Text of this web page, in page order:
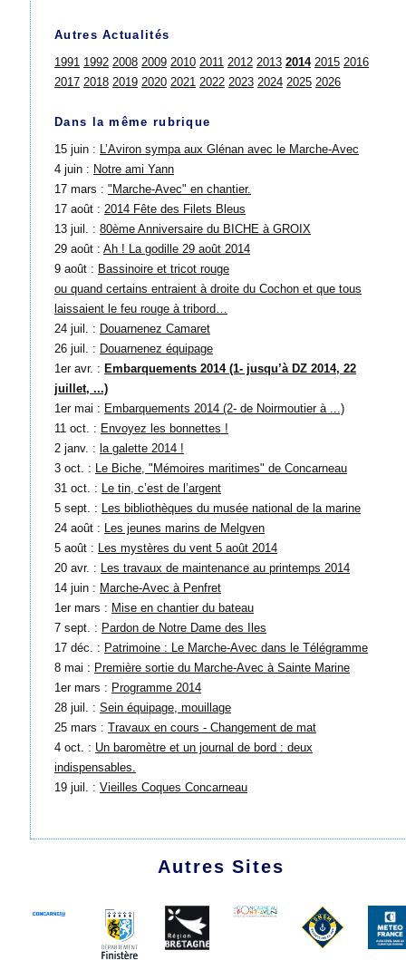
Autres Actualités
1991 1992 2008 2009 2010 2011 2012 2013 2014 2015 2016
2017 2018 2019 2020 2021 2022 2023 2024 2025 2026
Dans la même rubrique
15 juin :
L’Aviron sympa aux Glénan avec le Marche-Avec
4 juin : Notre ami Yann
17 mars : "Marche-Avec" en chantier.
17 août : 2014 Fête des Filets Bleus
13 juil. : 80ème Anniversaire du BICHE à GROIX
29 août : Ah ! La godille 29 août 2014
9 août : Bassinoire et tricot rouge
ou quand certains entraient à droite du Cochon et que tous
laissaient le feu rouge à tribord…
24 juil. : Douarnenez Camaret
26 juil. : Douarnenez équipage
1er avr. : Embarquements 2014 (1- jusqu’à DZ 2014, 22
juillet, ...)
1er mai : Embarquements 2014 (2- de Noirmoutier à ...)
11 oct. : Envoyez les bonnettes !
2 janv. : la galette 2014 !
3 oct. :
Le Biche, "Mémoires maritimes" de Concarneau
31 oct. :
Le tin, c’est de l’argent
5 sept. :
Les bibliothèques du musée national de la marine
24 août :
Les jeunes marins de Melgven
5 août :
Les mystères du vent 5 août 2014
20 avr. :
Les travaux de maintenance au printemps 2014
14 juin : Marche-Avec à Penfret
1er mars : Mise en chantier du bateau
7 sept. : Pardon de Notre Dame des Iles
17 déc. : Patrimoine : Le Marche-Avec dans le Télégramme
8 mai : Première sortie du Marche-Avec à Sainte Marine
1er mars : Programme 2014
28 juil. : Sein équipage, mouillage
25 mars : Travaux en cours - Changement de mat
4 oct. : Un baromètre et un journal de bord : deux
indispensables.
19 juil. : Vieilles Coques Concarneau
Autres Sites